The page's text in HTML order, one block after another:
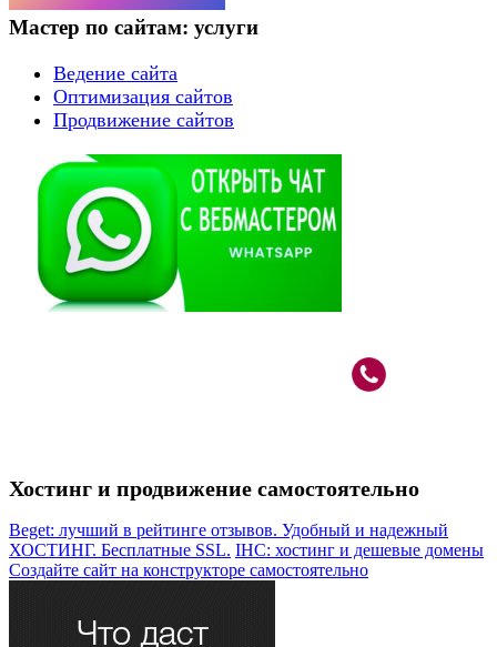
Мастер по сайтам: услуги
Ведение сайта
Оптимизация сайтов
Продвижение сайтов
Хостинг и продвижение самостоятельно
Beget: лучший в рейтинге отзывов. Удобный и надежный
ХОСТИНГ. Бесплатные SSL. IHC: хостинг и дешевые домены
Создайте сайт на конструкторе самостоятельно